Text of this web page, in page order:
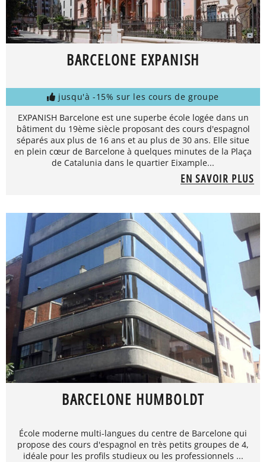
BARCELONE EXPANISH
jusqu'à -15% sur les cours de groupe
EXPANISH Barcelone est une superbe école logée dans un
bâtiment du 19ème siècle proposant des cours d'espagnol
séparés aux plus de 16 ans et au plus de 30 ans. Elle situe
en plein cœur de Barcelone à quelques minutes de la Plaça
de Catalunia dans le quartier Eixample...
EN SAVOIR PLUS
BARCELONE HUMBOLDT
École moderne multi-langues du centre de Barcelone qui
propose des cours d'espagnol en très petits groupes de 4,
idéale pour les profils studieux ou les professionnels ...